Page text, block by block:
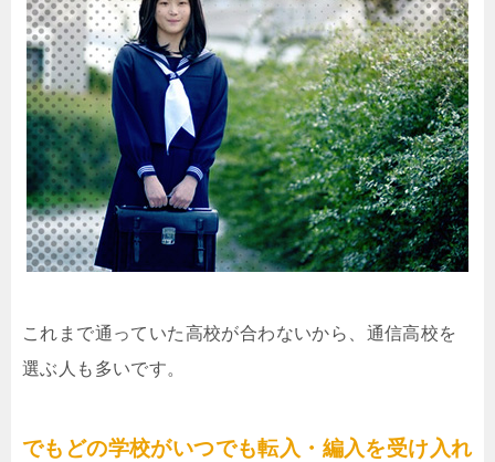
これまで通っていた高校が合わないから、通信高校を
選ぶ人も多いです。
でもどの学校がいつでも転入・編入を受け入れ